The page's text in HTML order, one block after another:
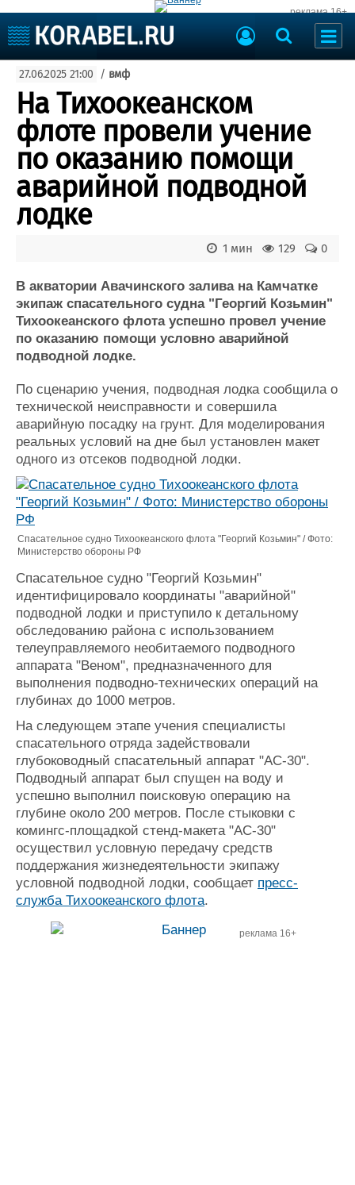
реклама 16+
Судоходство
Судоремонт
События
Пресс-релизы
Порты
Рыболовство
ВМФ
Яхты и катера
Еще
Компании
Репутация
Реклама
Доска объявлений
Оборудование
Изделия
Материалы
Услуги
Конференции
Выставки и семинары
Личности
Словарь
Флот
Галерея флота
Отзывы
Все службы
27.06.2025 21:00 / вмф
На Тихоокеанском
флоте провели учение
по оказанию помощи
аварийной подводной
лодке
0
129
1 мин
В акватории Авачинского залива на Камчатке
экипаж спасательного судна "Георгий Козьмин"
Тихоокеанского флота успешно провел учение
по оказанию помощи условно аварийной
подводной лодке.
По сценарию учения, подводная лодка сообщила о
технической неисправности и совершила
аварийную посадку на грунт. Для моделирования
реальных условий на дне был установлен макет
одного из отсеков подводной лодки.
Спасательное судно Тихоокеанского флота "Георгий Козьмин" / Фото:
Министерство обороны РФ
Спасательное судно "Георгий Козьмин"
идентифицировало координаты "аварийной"
подводной лодки и приступило к детальному
обследованию района с использованием
телеуправляемого необитаемого подводного
аппарата "Веном", предназначенного для
выполнения подводно-технических операций на
глубинах до 1000 метров.
На следующем этапе учения специалисты
спасательного отряда задействовали
глубоководный спасательный аппарат "АС-30".
Подводный аппарат был спущен на воду и
успешно выполнил поисковую операцию на
глубине около 200 метров. После стыковки с
комингс-площадкой стенд-макета "АС-30"
осуществил условную передачу средств
поддержания жизнедеятельности экипажу
условной подводной лодки, сообщает пресс-
служба Тихоокеанского флота.
реклама 16+